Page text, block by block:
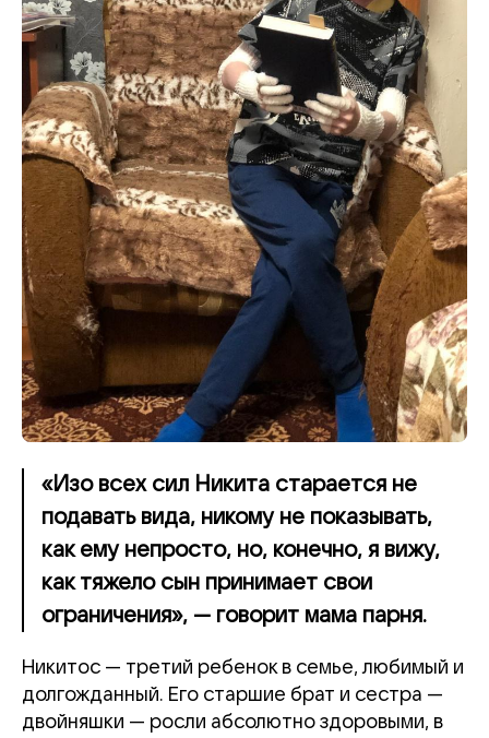
«Изо всех сил Никита старается не
подавать вида, никому не показывать,
как ему непросто, но, конечно, я вижу,
как тяжело сын принимает свои
ограничения», — говорит мама парня.
Никитос — третий ребенок в семье, любимый и
долгожданный. Его старшие брат и сестра —
двойняшки — росли абсолютно здоровыми, в